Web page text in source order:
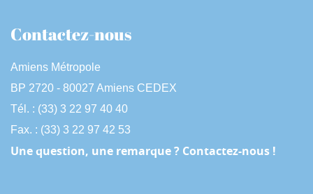
Contactez-nous
Amiens Métropole
BP 2720 - 80027 Amiens CEDEX
Tél. : (33) 3 22 97 40 40
Fax. : (33) 3 22 97 42 53
Une question, une remarque ? Contactez-nous !